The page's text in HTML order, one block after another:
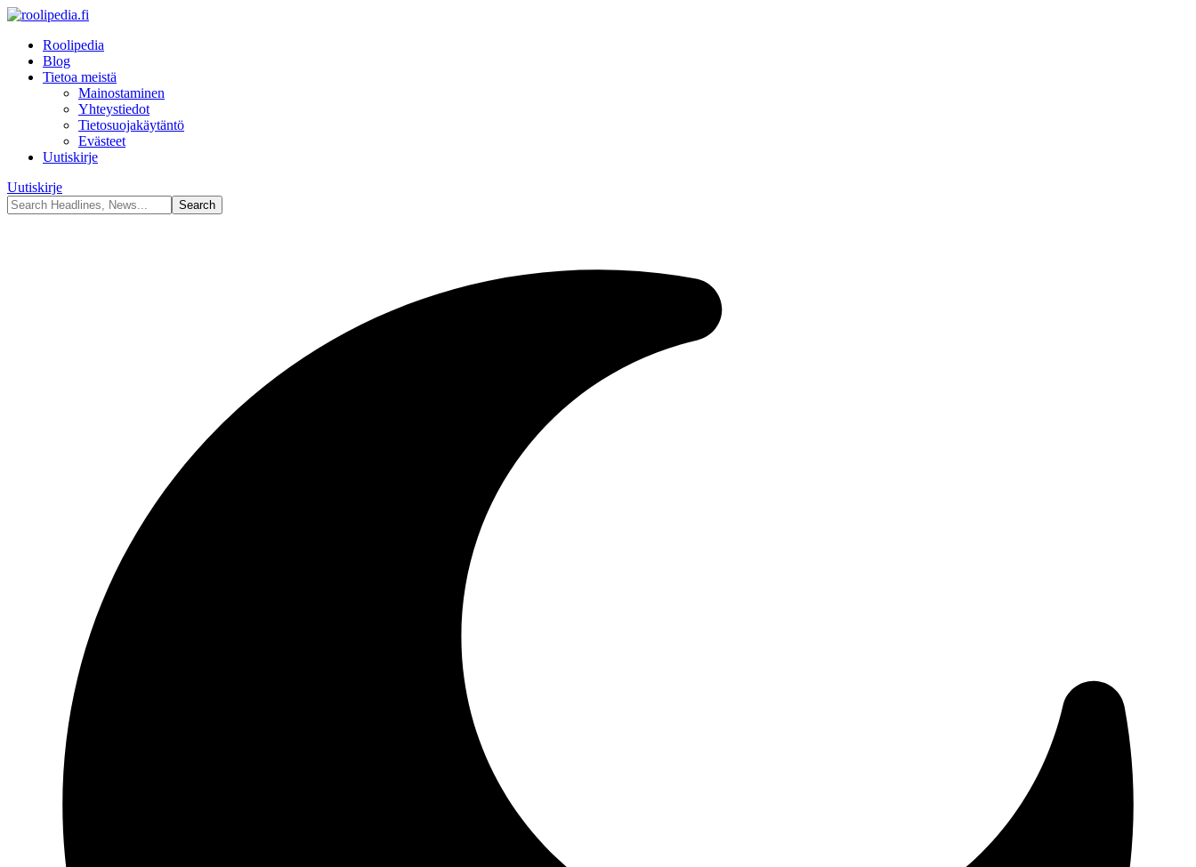
Roolipedia
Blog
Tietoa meistä
Mainostaminen
Yhteystiedot
Tietosuojakäytäntö
Evästeet
Uutiskirje
Uutiskirje